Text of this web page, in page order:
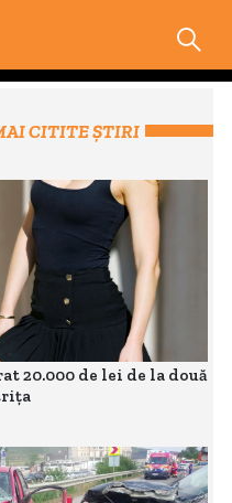
CITITE ȘTIRI
20.000 de lei de la două